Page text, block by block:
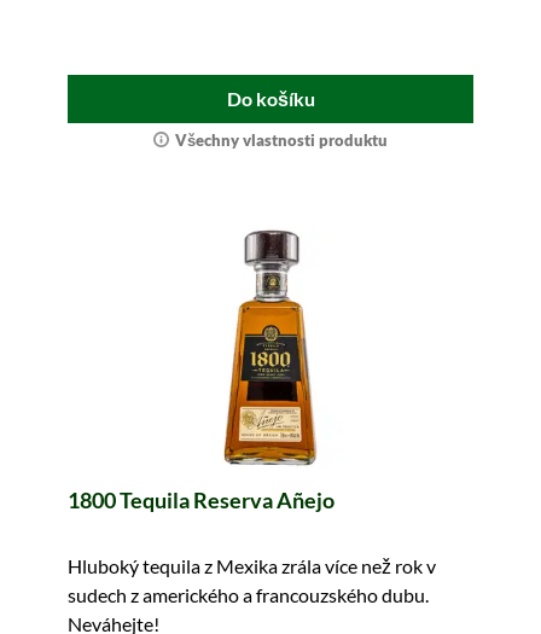
Do košíku
Všechny vlastnosti produktu
1800 Tequila Reserva Añejo
Hluboký tequila z Mexika zrála více než rok v
sudech z amerického a francouzského dubu.
Neváhejte!